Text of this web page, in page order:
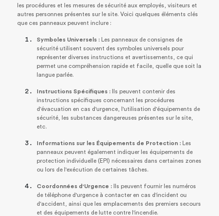
les procédures et les mesures de sécurité aux employés, visiteurs et
autres personnes présentes sur le site. Voici quelques éléments clés
que ces panneaux peuvent inclure :
Symboles Universels : Les panneaux de consignes de
sécurité utilisent souvent des symboles universels pour
représenter diverses instructions et avertissements, ce qui
permet une compréhension rapide et facile, quelle que soit la
langue parlée.
Instructions Spécifiques : Ils peuvent contenir des
instructions spécifiques concernant les procédures
d'évacuation en cas d'urgence, l'utilisation d'équipements de
sécurité, les substances dangereuses présentes sur le site,
etc.
Informations sur les Équipements de Protection : Les
panneaux peuvent également indiquer les équipements de
protection individuelle (EPI) nécessaires dans certaines zones
ou lors de l'exécution de certaines tâches.
Coordonnées d'Urgence : Ils peuvent fournir les numéros
de téléphone d'urgence à contacter en cas d'incident ou
d'accident, ainsi que les emplacements des premiers secours
et des équipements de lutte contre l'incendie.